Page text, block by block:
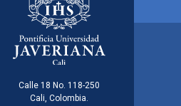
Calle 18 No. 118-250
Cali, Colombia.